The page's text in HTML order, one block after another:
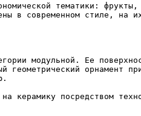
тематики:
в современном стиле, на
модульной. Ее
орнамент
керамику посредством